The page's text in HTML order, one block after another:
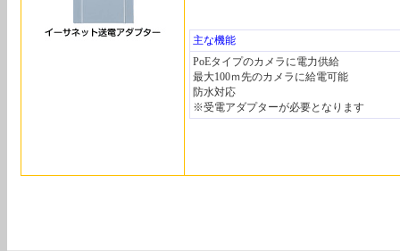
主な機能
PoEタイプのカメラに電力供給
最大100ｍ先のカメラに給電可能
防水対応
※受電アダプターが必要となります